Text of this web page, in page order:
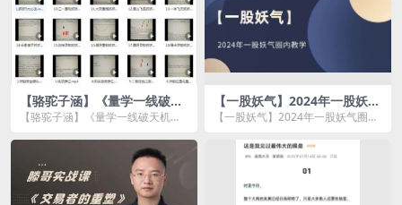
【骆驼子涵】《量学一线破天
机，二点定乾坤的抓妖系统
【骆驼子涵】《量学一线破天机，
介： ...
【一股妖气】2024年一股妖气
圈内教学
【一股妖气】2024年一股妖气圈内